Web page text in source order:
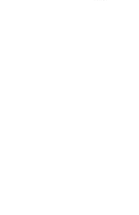
Spezialist:innen